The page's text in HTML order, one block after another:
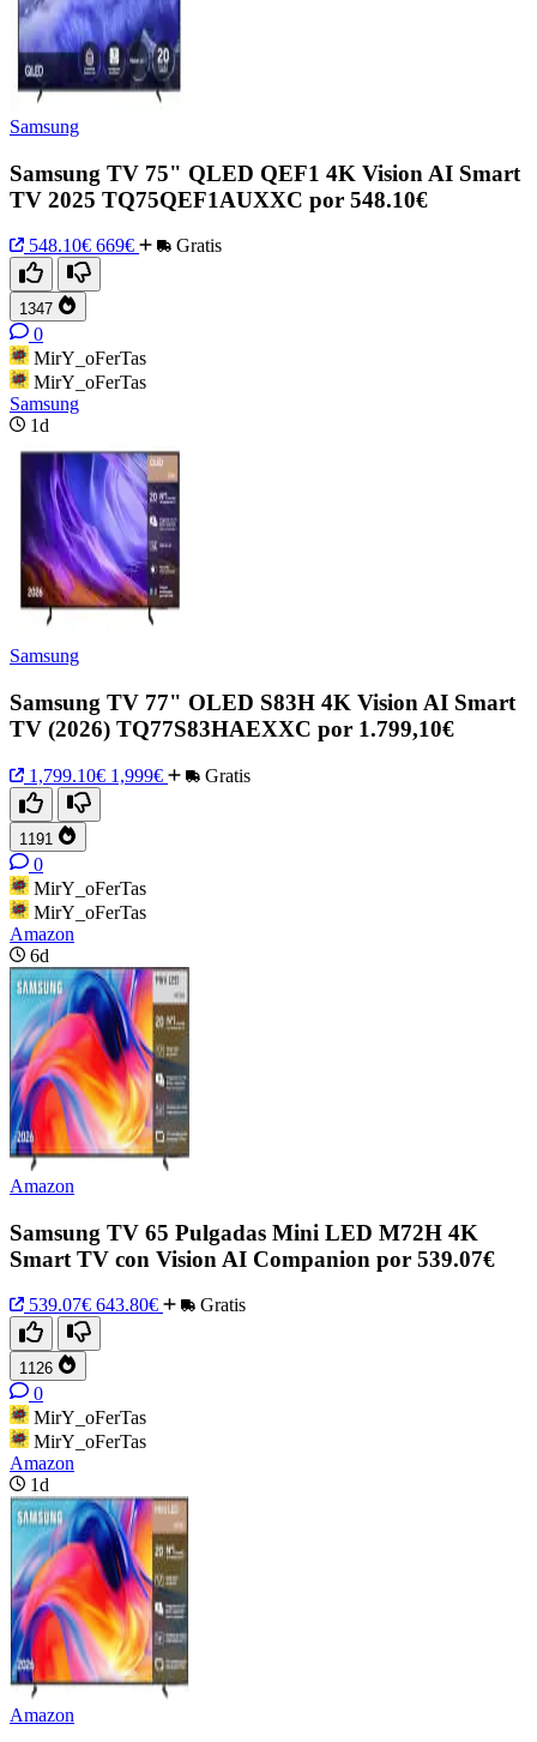
Samsung
Samsung TV 75" QLED QEF1 4K Vision AI Smart
TV 2025 TQ75QEF1AUXXC por 548.10€
548.10€ 669€ Gratis
1347
0
MirY_oFerTas
MirY_oFerTas
Samsung
1d
Samsung
Samsung TV 77" OLED S83H 4K Vision AI Smart
TV (2026) TQ77S83HAEXXC por 1.799,10€
1,799.10€ 1,999€ Gratis
1191
0
MirY_oFerTas
MirY_oFerTas
Amazon
6d
Amazon
Samsung TV 65 Pulgadas Mini LED M72H 4K
Smart TV con Vision AI Companion por 539.07€
539.07€ 643.80€ Gratis
1126
0
MirY_oFerTas
MirY_oFerTas
Amazon
1d
Amazon